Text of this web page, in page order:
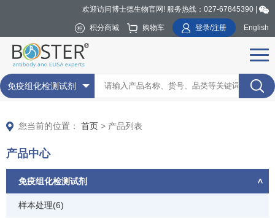
欢迎访问博士德生物官网! 服务热线：027-67845390 |
积分商城 购物车 登录/注册 English
免疫组化检测试剂
您当前的位置： 首页 > 产品列表
产品中心
免疫组化检测试剂
样本处理(6)